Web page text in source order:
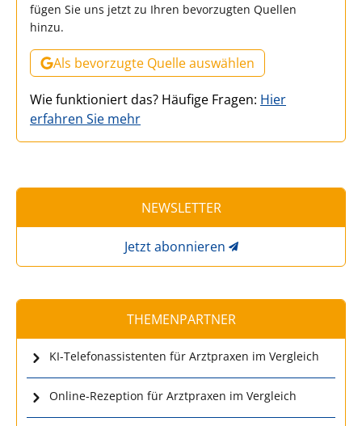
fügen Sie uns jetzt zu Ihren bevorzugten Quellen
hinzu.
Als bevorzugte Quelle auswählen
Wie funktioniert das? Häufige Fragen: Hier
erfahren Sie mehr
NEWSLETTER
Jetzt abonnieren
THEMENPARTNER
KI-Telefonassistenten für Arztpraxen im Vergleich
Online-Rezeption für Arztpraxen im Vergleich